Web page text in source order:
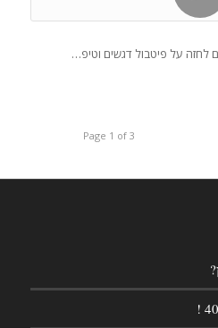
לחזה על פיטבול דגשים וטיפ…
Page 1 of 3